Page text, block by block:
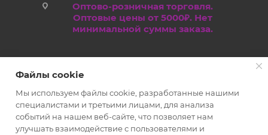
Оптово-розничная торговля.
Оптовые цены от 5000₽. Нет
минимальной суммы заказа.
Файлы cookie
Мы используем файлы cookie, разработанные нашими
специалистами и третьими лицами, для анализа
событий на нашем веб-сайте, что позволяет нам
улучшать взаимодействие с пользователями и